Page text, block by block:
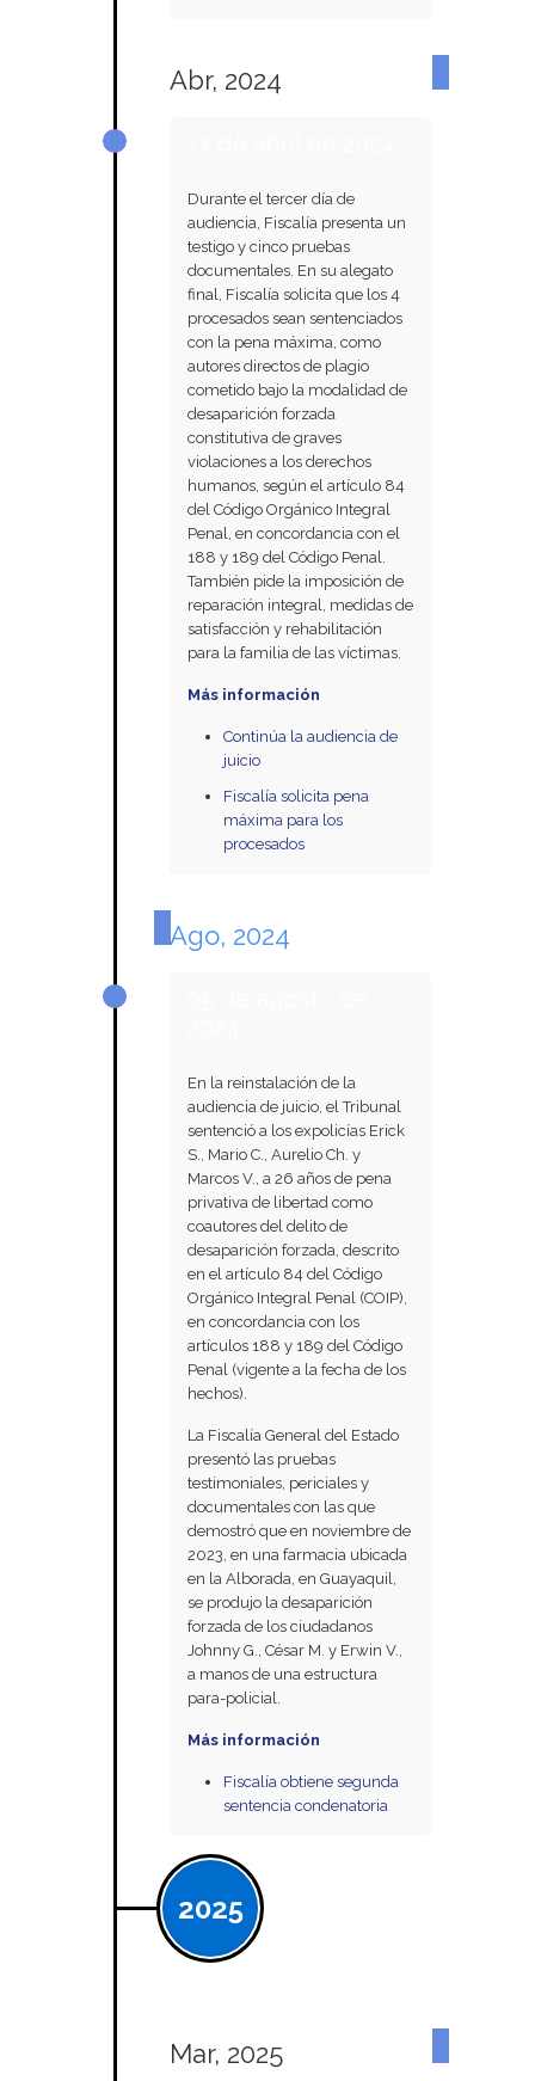
Abr, 2024
Durante el tercer día de
audiencia, Fiscalía presenta un
testigo y cinco pruebas
documentales. En su alegato
final, Fiscalía solicita que los 4
procesados sean sentenciados
con la pena máxima, como
autores directos de plagio
cometido bajo la modalidad de
desaparición forzada
constitutiva de graves
violaciones a los derechos
humanos, según el artículo 84
del Código Orgánico Integral
Penal, en concordancia con el
188 y 189 del Código Penal.
También pide la imposición de
reparación integral, medidas de
satisfacción y rehabilitación
para la familia de las víctimas.
Más información
Continúa la audiencia de
juicio
Fiscalía solicita pena
máxima para los
procesados
Ago, 2024
En la reinstalación de la
audiencia de juicio, el Tribunal
sentenció a los expolicías Erick
S., Mario C., Aurelio Ch. y
Marcos V., a 26 años de pena
privativa de libertad como
coautores del delito de
desaparición forzada, descrito
en el artículo 84 del Código
Orgánico Integral Penal (COIP),
en concordancia con los
artículos 188 y 189 del Código
Penal (vigente a la fecha de los
hechos).
La Fiscalía General del Estado
presentó las pruebas
testimoniales, periciales y
documentales con las que
demostró que en noviembre de
2023, en una farmacia ubicada
en la Alborada, en Guayaquil,
se produjo la desaparición
forzada de los ciudadanos
Johnny G., César M. y Erwin V.,
a manos de una estructura
para-policial.
Más información
Fiscalía obtiene segunda
sentencia condenatoria
2025
Mar, 2025